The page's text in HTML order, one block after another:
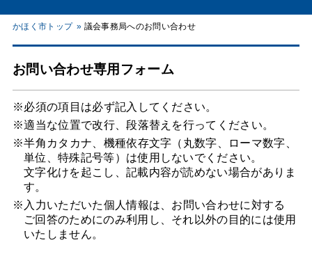
かほく市トップ 議会事務局へのお問い合わせ
お問い合わせ専用フォーム
※必須の項目は必ず記入してください。
※適当な位置で改行、段落替えを行ってください。
※半角カタカナ、機種依存文字（丸数字、ローマ数字、
単位、特殊記号等）は使用しないでください。
文字化けを起こし、記載内容が読めない場合がありま
す。
※入力いただいた個人情報は、お問い合わせに対する
ご回答のためにのみ利用し、それ以外の目的には使用
いたしません。